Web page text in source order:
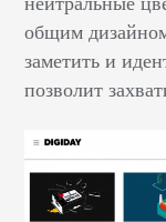
общим
заметить и
позволит